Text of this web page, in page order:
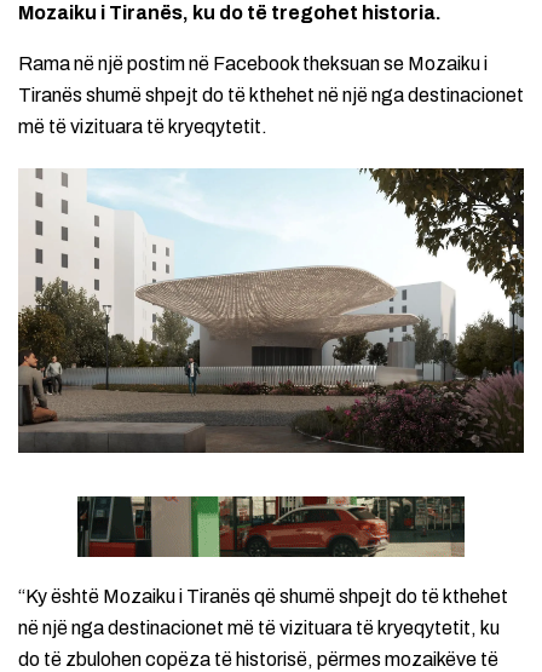
Mozaiku i Tiranës, ku do të tregohet historia.
Rama në një postim në Facebook theksuan se Mozaiku i
Tiranës shumë shpejt do të kthehet në një nga destinacionet
më të vizituara të kryeqytetit.
“Ky është Mozaiku i Tiranës që shumë shpejt do të kthehet
në një nga destinacionet më të vizituara të kryeqytetit, ku
do të zbulohen copëza të historisë, përmes mozaikëve të